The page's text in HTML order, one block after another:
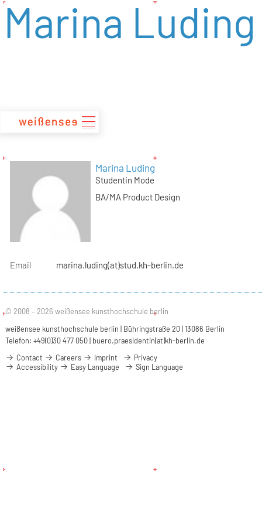
zum
Inhalt
Marina Luding
Marina Luding
Studentin Mode
BA/MA Product Design
Email marina.luding(at)stud.kh-berlin.de
© 2008 – 2026 weißensee kunsthochschule berlin
weißensee kunsthochschule berlin | Bühringstraße 20 | 13086 Berlin
Telefon: +49(0)30 477 050 | buero.praesidentin(at)kh-berlin.de
Contact
Careers Imprint
Privacy
Accessibility
Easy Language Sign Language